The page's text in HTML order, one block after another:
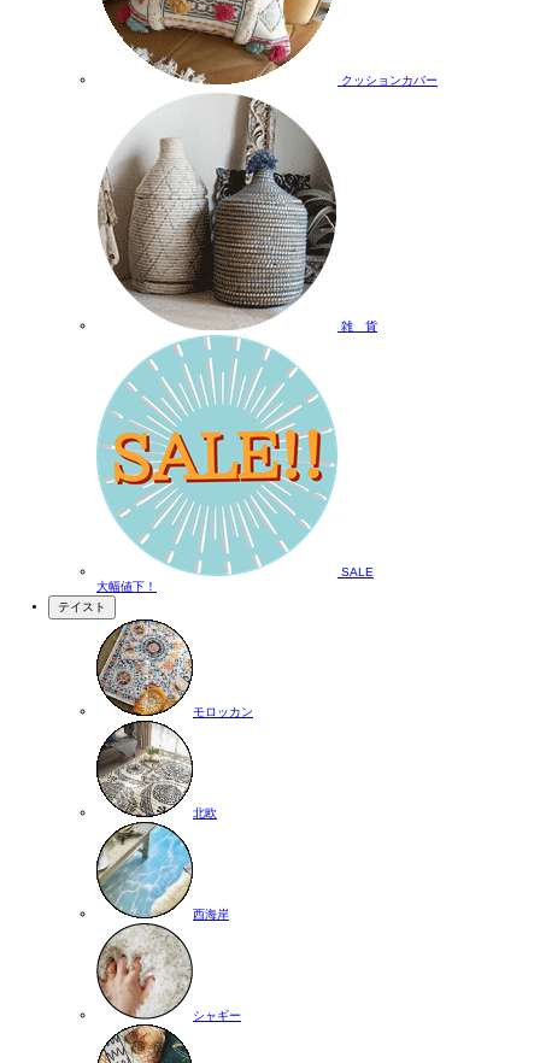
クッションカバー
雑 貨
SALE
大幅値下！
テイスト
モロッカン
北欧
西海岸
シャギー